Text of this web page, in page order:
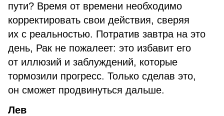
пути? Время от времени необходимо
корректировать свои действия, сверяя
их с реальностью. Потратив завтра на это
день, Рак не пожалеет: это избавит его
от иллюзий и заблуждений, которые
тормозили прогресс. Только сделав это,
он сможет продвинуться дальше.
Лев